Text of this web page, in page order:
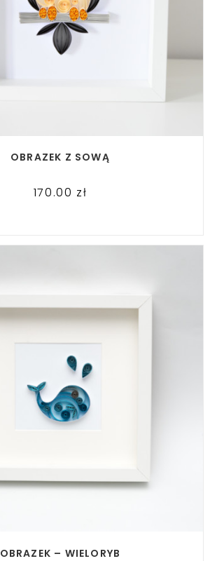
OBRAZEK Z SOWĄ
170.00 zł
OBRAZEK – WIELORYB